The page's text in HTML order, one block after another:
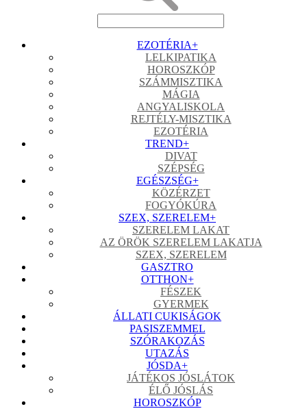
EZOTÉRIA+
LELKIPATIKA
HOROSZKÓP
SZÁMMISZTIKA
MÁGIA
ANGYALISKOLA
REJTÉLY-MISZTIKA
EZOTÉRIA
TREND+
DIVAT
SZÉPSÉG
EGÉSZSÉG+
KÖZÉRZET
FOGYÓKÚRA
SZEX, SZERELEM+
SZERELEM LAKAT
AZ ÖRÖK SZERELEM LAKATJA
SZEX, SZERELEM
GASZTRO
OTTHON+
FÉSZEK
GYERMEK
ÁLLATI CUKISÁGOK
PASISZEMMEL
SZÓRAKOZÁS
UTAZÁS
JÓSDA+
JÁTÉKOS JÓSLÁTOK
ÉLŐ JÓSLÁS
HOROSZKÓP